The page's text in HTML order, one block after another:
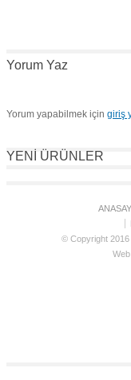
Yorum Yaz
Yorum yapabilmek için giriş
YENİ ÜRÜNLER
© Copyright 2016
Web